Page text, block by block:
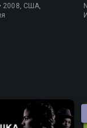
2008, США,